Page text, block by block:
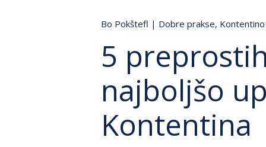
Bo Pokštefl | Dobre prakse,
5
najboljšo